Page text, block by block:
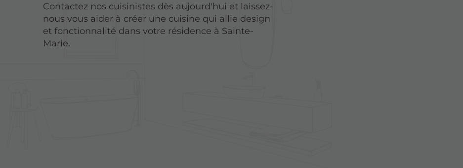
Contactez nos cuisinistes dès aujourd'hui et laissez-
nous vous aider à créer une cuisine qui allie design
et fonctionnalité dans votre résidence à Sainte-
Marie.